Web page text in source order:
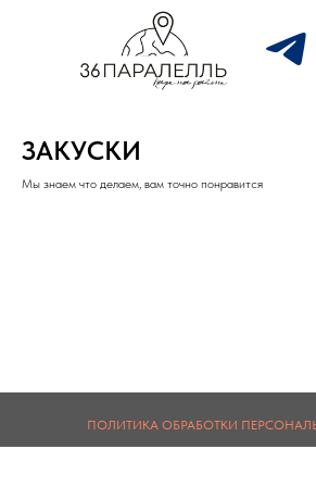
ЗАКУСКИ
Мы знаем что делаем, вам точно понравится
ПОЛИТИКА ОБРАБОТКИ